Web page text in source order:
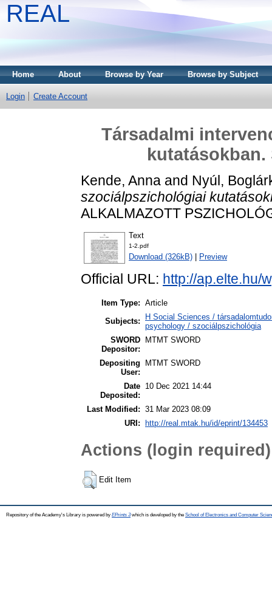
REAL
Home About Browse by Year Browse by Subject
Login Create Account
Társadalmi
kutatásokban.
Kende, Anna and Nyúl,
szociálpszichológiai
ALKALMAZOTT
Text
1-2.pdf
Download (326kB) Preview
Official URL: http://ap.elte.hu/
Item Type: Article
Subjects:
H Social Sciences /
psychology / szociálpszichológia
SWORD
Depositor:
MTMT SWORD
Depositing
User:
MTMT SWORD
Date
Deposited:
10 Dec 2021 14:44
Last Modified: 31 Mar 2023 08:09
URI:
http://real.mtak.hu/id/eprint/134453
Actions (login required)
Edit Item
Repository of the Academy's Library is powered by EPrints 3which is developed by the School of Electronics and Computer